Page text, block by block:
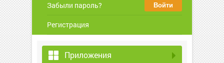
Забыли пароль?
Регистрация
Приложения